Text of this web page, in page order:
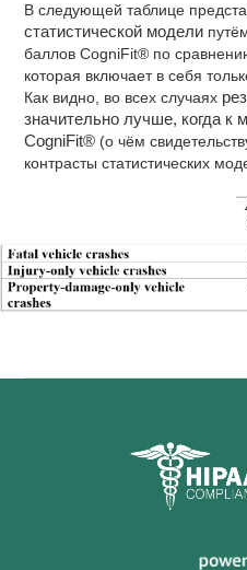
В следующей таблице
статистической модели
баллов CogniFit® по
которая включает в себя
Как видно, во всех случаях
значительно лучше, когда к
CogniFit® (о чём
контрасты статистических